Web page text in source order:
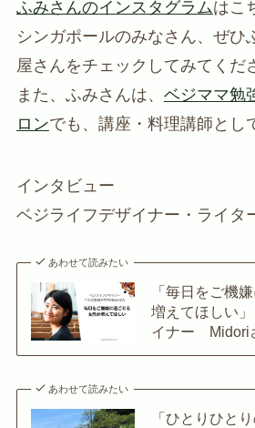
ふみさんのインスタグラムはこ
シンガポールのみなさん、ぜひ
屋さんをチェックしてみてくだ
また、ふみさんは、 ベジママ勉
ロンでも、講座・料理講師とし
インタビュー
ベジライフデザイナー・ライ
あわせて読みたい
「毎日をご機
増えてほしい
イナー Midori
あわせて読みたい
「ひとりひと